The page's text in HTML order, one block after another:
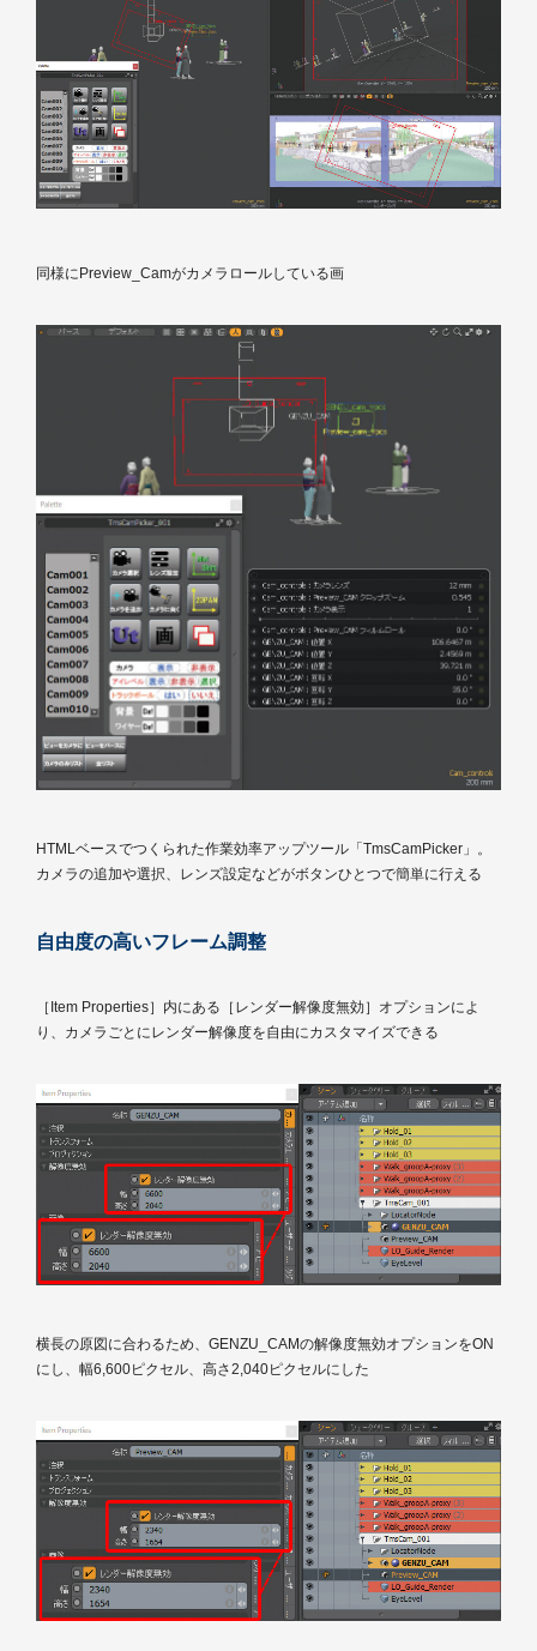
同様にPreview_Camがカメラロールしている画
HTMLベースでつくられた作業効率アップツール「TmsCamPicker」。
カメラの追加や選択、レンズ設定などがボタンひとつで簡単に行える
自由度の高いフレーム調整
［Item Properties］内にある［レンダー解像度無効］オプションによ
り、カメラごとにレンダー解像度を自由にカスタマイズできる
横長の原図に合わるため、GENZU_CAMの解像度無効オプションをON
にし、幅6,600ピクセル、高さ2,040ピクセルにした